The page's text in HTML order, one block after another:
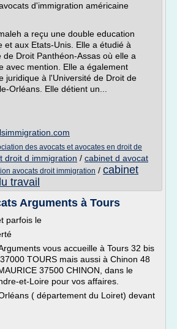
d'immigration américaine
a reçu une double education
et aux Etats-Unis. Elle a étudié à
de Droit Panthéon-Assas où elle a
avec mention. Elle a également
juridique à l'Université de Droit de
Orléans. Elle détient un...
des avocats et avocates en droit de
droit d immigration / cabinet d avocat
avocats droit immigration / cabinet
travail
Arguments à Tours
parfois le
vous accueille à Tours 32 bis
TOURS mais aussi à Chinon 48
37500 CHINON, dans le
et-Loire pour vos affaires.
( département du Loiret) devant